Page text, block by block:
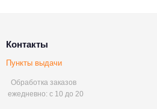
Контакты
Пункты выдачи
Обработка заказов
ежедневно: с 10 до 20